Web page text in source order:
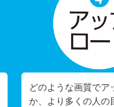
どのような画質でア
か、より多くの人の